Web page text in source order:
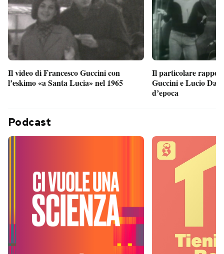
Il video di Francesco Guccini con
l’eskimo «a Santa Lucia» nel 1965
Il particolare
Guccini e Lucio
d’epoca
Podcast